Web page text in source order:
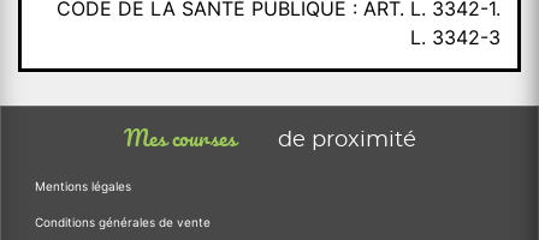
CODE DE LA SANTÉ PUBLIQUE : ART. L. 3342-1.
L. 3342-3
Mes courses de proximité
Mentions légales
Conditions générales de vente